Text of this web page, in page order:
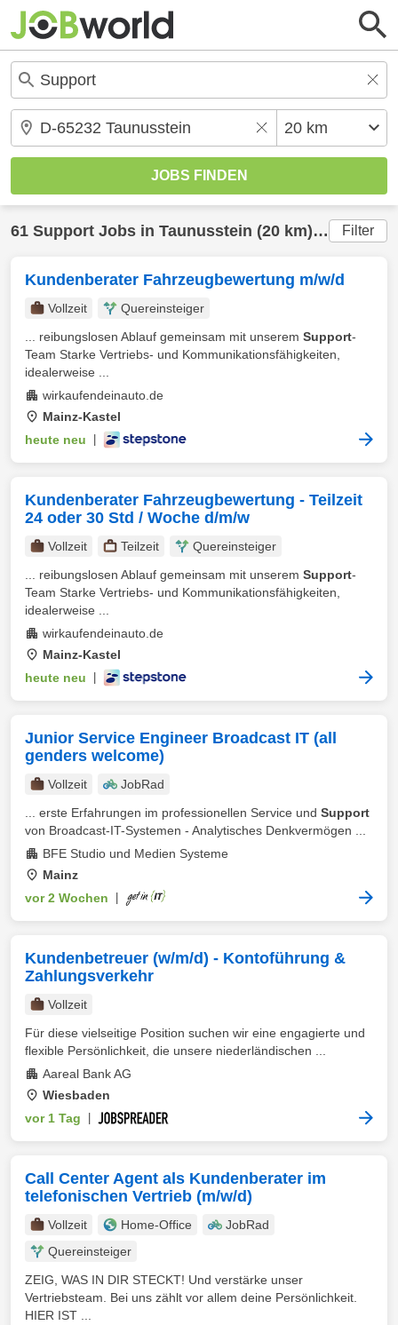
61 Support Jobs in Taunusstein (20 km) gefunden Filter
Kundenberater Fahrzeugbewertung m/w/d
Vollzeit
Quereinsteiger
... reibungslosen Ablauf gemeinsam mit unserem Support-
Team Starke Vertriebs- und Kommunikationsfähigkeiten,
idealerweise ...
wirkaufendeinauto.de
Mainz-Kastel
heute neu
Kundenberater Fahrzeugbewertung - Teilzeit
24 oder 30 Std / Woche d/m/w
Vollzeit Teilzeit
Quereinsteiger
... reibungslosen Ablauf gemeinsam mit unserem Support-
Team Starke Vertriebs- und Kommunikationsfähigkeiten,
idealerweise ...
wirkaufendeinauto.de
Mainz-Kastel
heute neu
Junior Service Engineer Broadcast IT (all
genders welcome)
Vollzeit
JobRad
... erste Erfahrungen im professionellen Service und Support
von Broadcast-IT-Systemen - Analytisches Denkvermögen ...
BFE Studio und Medien Systeme
Mainz
vor 2 Wochen
Kundenbetreuer (w/m/d) - Kontoführung &
Zahlungsverkehr
Vollzeit
Für diese vielseitige Position suchen wir eine engagierte und
flexible Persönlichkeit, die unsere niederländischen ...
Aareal Bank AG
Wiesbaden
vor 1 Tag
Call Center Agent als Kundenberater im
telefonischen Vertrieb (m/w/d)
Vollzeit Home-Office
JobRad
Quereinsteiger
ZEIG, WAS IN DIR STECKT! Und verstärke unser
Vertriebsteam. Bei uns zählt vor allem deine Persönlichkeit.
HIER IST ...